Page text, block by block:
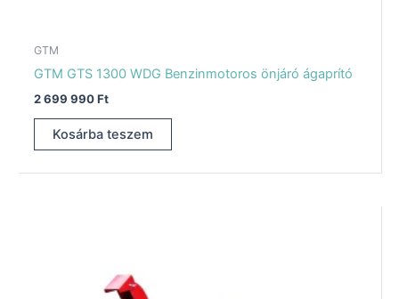
GTM
GTM GTS 1300 WDG Benzinmotoros önjáró ágaprító
2 699 990Ft
Kosárba teszem